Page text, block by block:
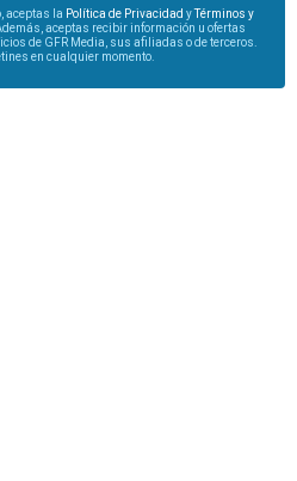
aceptas la Política de Privacidad yTérminos y
aceptas recibir información u ofertas
de GFR Media, sus afiliadas o de terceros.
en cualquier momento.